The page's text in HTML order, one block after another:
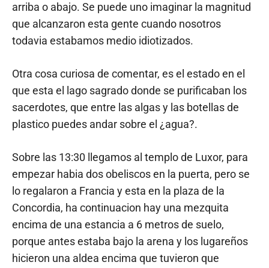
arriba o abajo. Se puede uno imaginar la magnitud
que alcanzaron esta gente cuando nosotros
todavia estabamos medio idiotizados.
Otra cosa curiosa de comentar, es el estado en el
que esta el lago sagrado donde se purificaban los
sacerdotes, que entre las algas y las botellas de
plastico puedes andar sobre el ¿agua?.
Sobre las 13:30 llegamos al templo de Luxor, para
empezar habia dos obeliscos en la puerta, pero se
lo regalaron a Francia y esta en la plaza de la
Concordia, ha continuacion hay una mezquita
encima de una estancia a 6 metros de suelo,
porque antes estaba bajo la arena y los lugareños
hicieron una aldea encima que tuvieron que